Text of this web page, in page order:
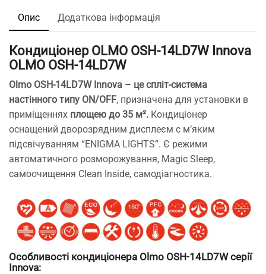
Опис Додаткова інформація
Кондиціонер OLMO OSH-14LD7W Innova
OLMO OSH-14LD7W
Olmo OSH-14LD7W Innova – це спліт-система
настінного типу ON/OFF, призначена для установки в
приміщеннях площею до 35 м². Кондиціонер
оснащений дворозрядним дисплеєм c м’яким
підсвічуванням “ENIGMA LIGHTS”. Є режими
автоматичного розморожування, Magic Sleep,
самоочищення Clean Inside, самодіагностика.
Особливості кондиціонера Olmo OSH-14LD7W серії
Innova: